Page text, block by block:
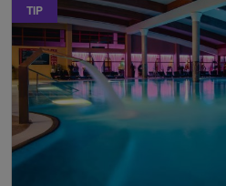
TIP